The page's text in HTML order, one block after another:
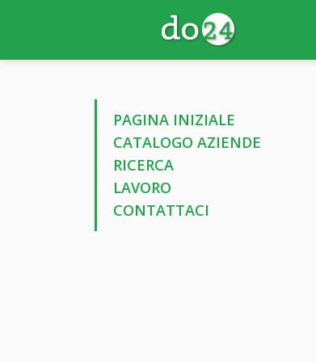
PAGINA INIZIALE
CATALOGO AZIENDE
RICERCA
LAVORO
CONTATTACI